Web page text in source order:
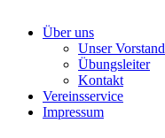
Über uns
Unser Vorstand
Übungsleiter
Kontakt
Vereinsservice
Impressum